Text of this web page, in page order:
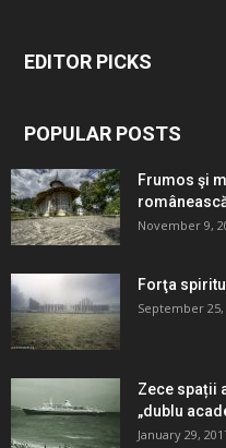
EDITOR PICKS
POPULAR POSTS
Frumos şi
November 9,
Forţa
September 25,
Zece spații
„dublu
January 29,